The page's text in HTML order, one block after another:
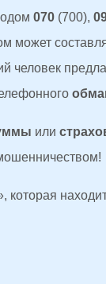
070 (700),
может
человек
или
которая